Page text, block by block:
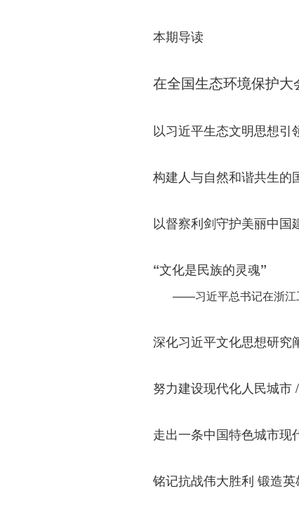
本期导读
在全国生态环境保护大
以习近平生态文明思想引
构建人与自然和谐共生的
以督察利剑守护美丽中国
“文化是民族的灵魂”
——习近平总书记在浙江
深化习近平文化思想研究
努力建设现代化人民城市/
走出一条中国特色城市现
铭记抗战伟大胜利 锻造